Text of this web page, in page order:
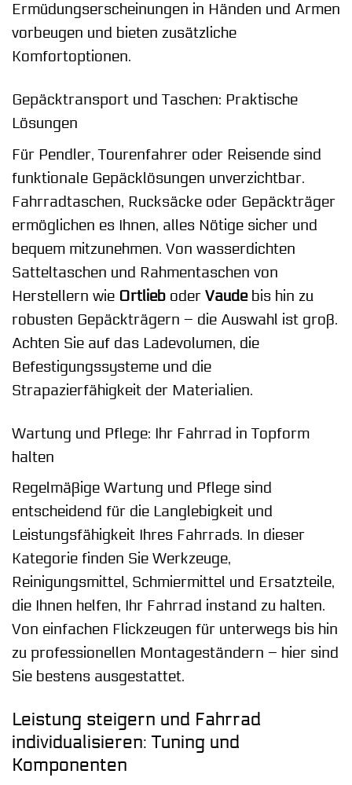
Ermüdungserscheinungen in Händen und Armen
vorbeugen und bieten zusätzliche
Komfortoptionen.
Gepäcktransport und Taschen: Praktische
Lösungen
Für Pendler, Tourenfahrer oder Reisende sind
funktionale Gepäcklösungen unverzichtbar.
Fahrradtaschen, Rucksäcke oder Gepäckträger
ermöglichen es Ihnen, alles Nötige sicher und
bequem mitzunehmen. Von wasserdichten
Satteltaschen und Rahmentaschen von
Herstellern wie Ortlieb oder Vaudebis hin zu
robusten Gepäckträgern – die Auswahl ist groß.
Achten Sie auf das Ladevolumen, die
Befestigungssysteme und die
Strapazierfähigkeit der Materialien.
Wartung und Pflege: Ihr Fahrrad in Topform
halten
Regelmäßige Wartung und Pflege sind
entscheidend für die Langlebigkeit und
Leistungsfähigkeit Ihres Fahrrads. In dieser
Kategorie finden Sie Werkzeuge,
Reinigungsmittel, Schmiermittel und Ersatzteile,
die Ihnen helfen, Ihr Fahrrad instand zu halten.
Von einfachen Flickzeugen für unterwegs bis hin
zu professionellen Montageständern – hier sind
Sie bestens ausgestattet.
Leistung steigern und Fahrrad
individualisieren: Tuning und
Komponenten